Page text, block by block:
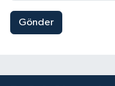
Gönder